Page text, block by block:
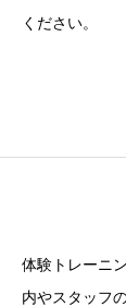
ください。
体験トレーニ
内やスタッフ